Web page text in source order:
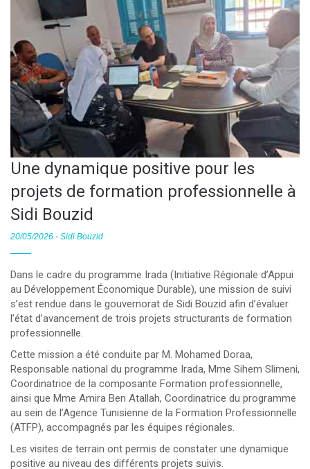
Une dynamique positive pour les
projets de formation professionnelle à
Sidi Bouzid
20/05/2026 - Sidi Bouzid
Dans le cadre du programme Irada (Initiative Régionale d’Appui
au Développement Économique Durable), une mission de suivi
s’est rendue dans le gouvernorat de Sidi Bouzid afin d’évaluer
l’état d’avancement de trois projets structurants de formation
professionnelle.
Cette mission a été conduite par M. Mohamed Doraa,
Responsable national du programme Irada, Mme Sihem Slimeni,
Coordinatrice de la composante Formation professionnelle,
ainsi que Mme Amira Ben Atallah, Coordinatrice du programme
au sein de l’Agence Tunisienne de la Formation Professionnelle
(ATFP), accompagnés par les équipes régionales.
Les visites de terrain ont permis de constater une dynamique
positive au niveau des différents projets suivis.